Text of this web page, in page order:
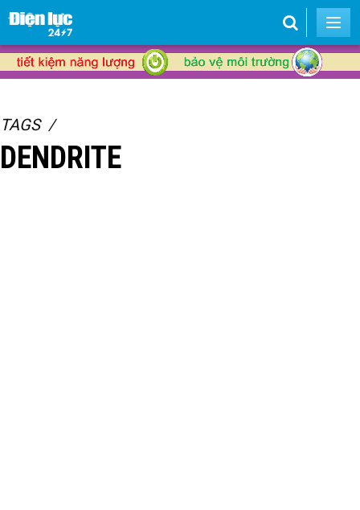
TAGS
DENDRITE